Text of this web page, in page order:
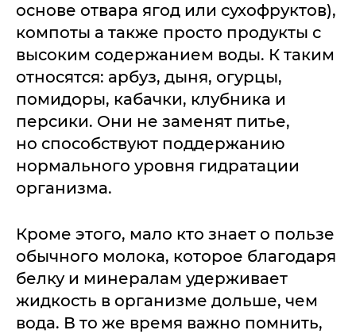
основе отвара ягод или сухофруктов),
компоты а также просто продукты с
высоким содержанием воды. К таким
относятся: арбуз, дыня, огурцы,
помидоры, кабачки, клубника и
персики. Они не заменят питье,
но способствуют поддержанию
нормального уровня гидратации
организма.
Кроме этого, мало кто знает о пользе
обычного молока, которое благодаря
белку и минералам удерживает
жидкость в организме дольше, чем
вода. В то же время важно помнить,